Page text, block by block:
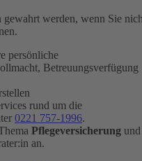
gewahrt werden, wenn Sie
persönliche
Betreuungsverfügung
rund um die
0221 757-1996.
Pflegeversicherung und
an.